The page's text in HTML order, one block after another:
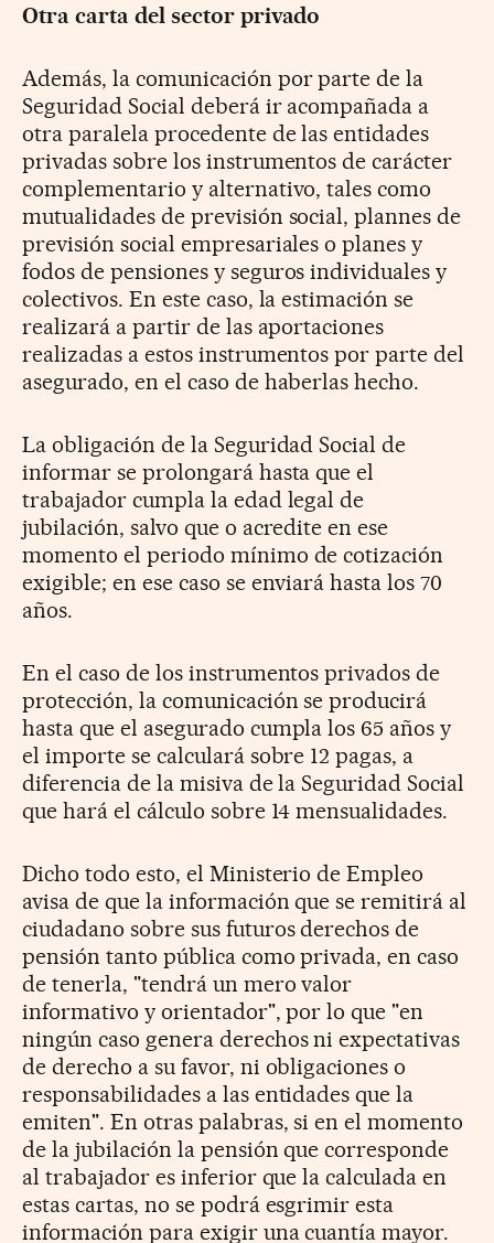
Otra carta del sector privado
Además, la comunicación por parte de la
Seguridad Social deberá ir acompañada a
otra paralela procedente de las entidades
privadas sobre los instrumentos de carácter
complementario y alternativo, tales como
mutualidades de previsión social, plannes de
previsión social empresariales o planes y
fodos de pensiones y seguros individuales y
colectivos. En este caso, la estimación se
realizará a partir de las aportaciones
realizadas a estos instrumentos por parte del
asegurado, en el caso de haberlas hecho.
La obligación de la Seguridad Social de
informar se prolongará hasta que el
trabajador cumpla la edad legal de
jubilación, salvo que o acredite en ese
momento el periodo mínimo de cotización
exigible; en ese caso se enviará hasta los 70
años.
En el caso de los instrumentos privados de
protección, la comunicación se producirá
hasta que el asegurado cumpla los 65 años y
el importe se calculará sobre 12 pagas, a
diferencia de la misiva de la Seguridad Social
que hará el cálculo sobre 14 mensualidades.
Dicho todo esto, el Ministerio de Empleo
avisa de que la información que se remitirá al
ciudadano sobre sus futuros derechos de
pensión tanto pública como privada, en caso
de tenerla, "tendrá un mero valor
informativo y orientador", por lo que "en
ningún caso genera derechos ni expectativas
de derecho a su favor, ni obligaciones o
responsabilidades a las entidades que la
emiten". En otras palabras, si en el momento
de la jubilación la pensión que corresponde
al trabajador es inferior que la calculada en
estas cartas, no se podrá esgrimir esta
información para exigir una cuantía mayor.